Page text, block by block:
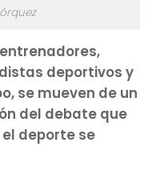
deportivos y
se mueven de un
del debate que
deporte se